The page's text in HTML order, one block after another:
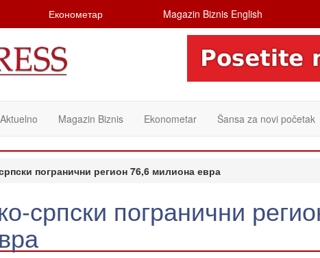
Економетар Magazin Biznis English
Aktuelno Magazin Biznis Ekonometar Šansa za novi početak
погранични регион 76,6 милиона евра
српски погранични